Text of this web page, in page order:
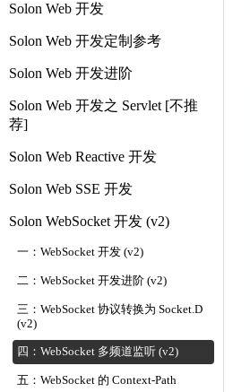
Solon Web 开发
Solon Web 开发定制参考
Solon Web 开发进阶
Solon Web 开发之 Servlet [不推
荐]
Solon Web Reactive 开发
Solon Web SSE 开发
Solon WebSocket 开发 (v2)
一：WebSocket 开发 (v2)
二：WebSocket 开发进阶 (v2)
三：WebSocket 协议转换为 Socket.D
(v2)
四：WebSocket 多频道监听 (v2)
五：WebSocket 的 Context-Path